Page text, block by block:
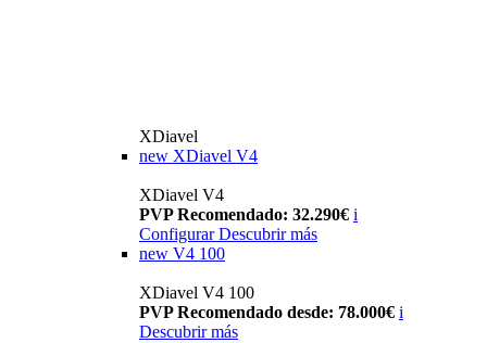
XDiavel
new XDiavel V4
XDiavel V4
PVP Recomendado: 32.290€ i
Configurar Descubrir más
new V4 100
XDiavel V4 100
PVP Recomendado desde: 78.000€ i
Descubrir más